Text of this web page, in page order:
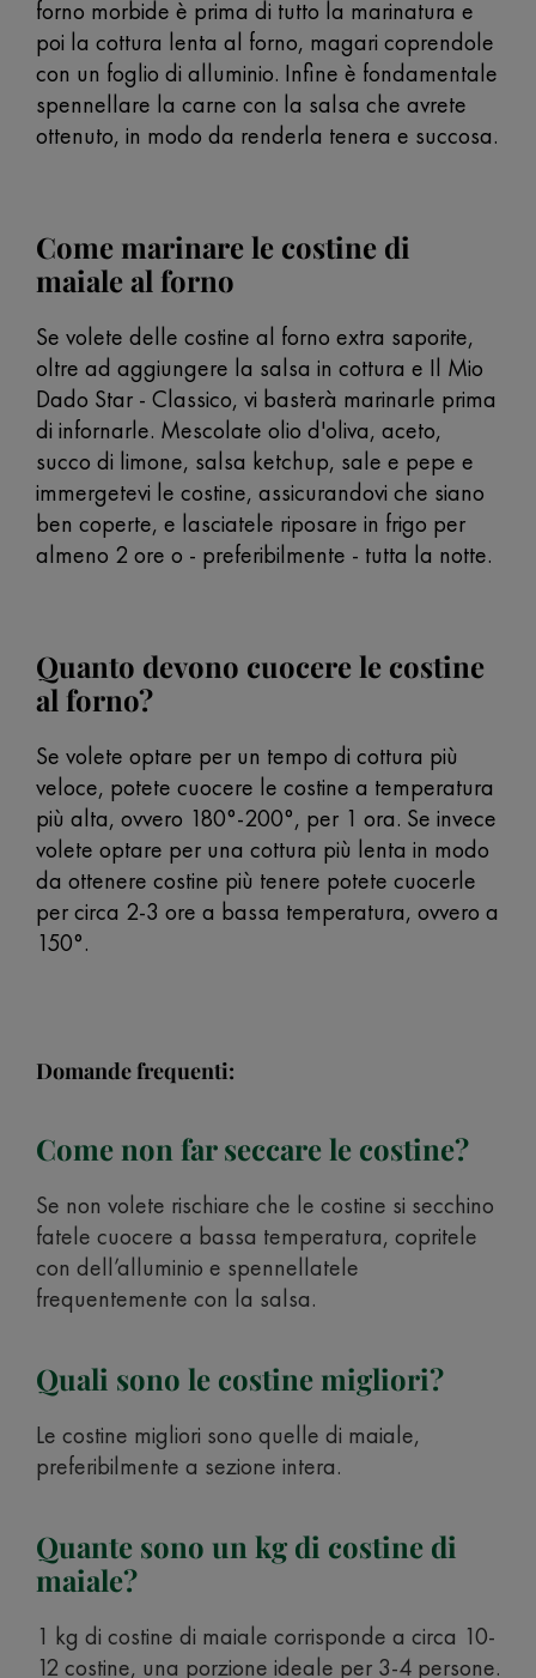
forno morbide è prima di tutto la marinatura e
poi la cottura lenta al forno, magari coprendole
con un foglio di alluminio. Infine è fondamentale
spennellare la carne con la salsa che avrete
ottenuto, in modo da renderla tenera e succosa.
Come marinare le costine di
maiale al forno
Se volete delle costine al forno extra saporite,
oltre ad aggiungere la salsa in cottura e Il Mio
Dado Star - Classico, vi basterà marinarle prima
di infornarle. Mescolate olio d'oliva, aceto,
succo di limone, salsa ketchup, sale e pepe e
immergetevi le costine, assicurandovi che siano
ben coperte, e lasciatele riposare in frigo per
almeno 2 ore o - preferibilmente - tutta la notte.
Quanto devono cuocere le costine
al forno?
Se volete optare per un tempo di cottura più
veloce, potete cuocere le costine a temperatura
più alta, ovvero 180°-200°, per 1 ora. Se invece
volete optare per una cottura più lenta in modo
da ottenere costine più tenere potete cuocerle
per circa 2-3 ore a bassa temperatura, ovvero a
150°.
Domande frequenti:
Come non far seccare le costine?
Se non volete rischiare che le costine si secchino
fatele cuocere a bassa temperatura, copritele
con dell’alluminio e spennellatele
frequentemente con la salsa.
Quali sono le costine migliori?
Le costine migliori sono quelle di maiale,
preferibilmente a sezione intera.
Quante sono un kg di costine di
maiale?
1 kg di costine di maiale corrisponde a circa 10-
12 costine, una porzione ideale per 3-4 persone.